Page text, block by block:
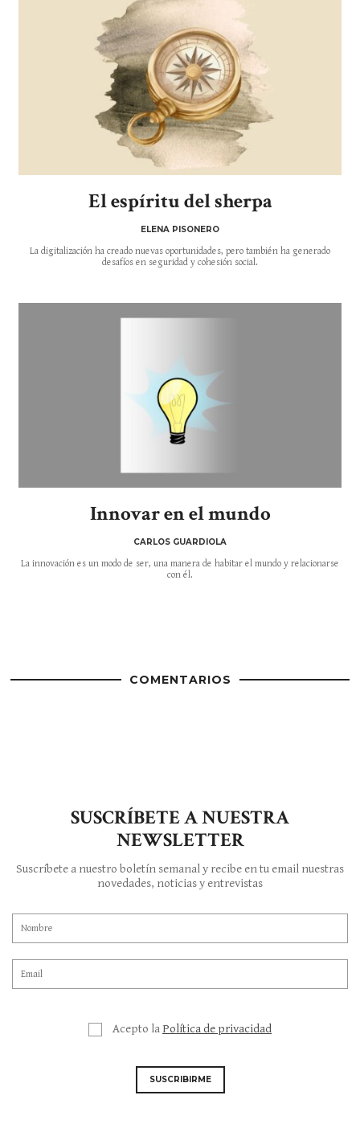
El espíritu del sherpa
ELENA PISONERO
La digitalización ha creado nuevas oportunidades, pero también ha generado
desafíos en seguridad y cohesión social.
Innovar en el mundo
CARLOS GUARDIOLA
La innovación es un modo de ser, una manera de habitar el mundo y relacionarse
con él.
COMENTARIOS
SUSCRÍBETE A NUESTRA
NEWSLETTER
Suscríbete a nuestro boletín semanal y recibe en tu email nuestras
novedades, noticias y entrevistas
Acepto la Política de privacidad
SUSCRIBIRME